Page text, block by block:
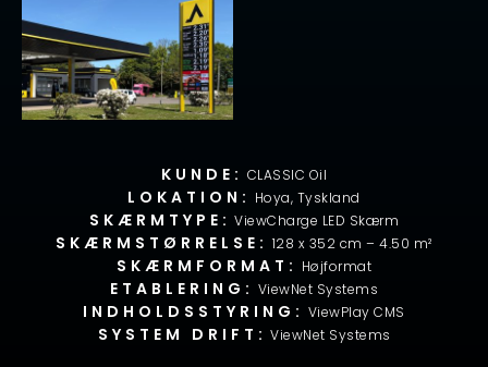
KUNDE: CLASSIC Oil
LOKATION: Hoya, Tyskland
SKÆRMTYPE: ViewCharge LED Skærm
SKÆRMSTØRRELSE: 128 x 352 cm – 4.50 m²
SKÆRMFORMAT: Højformat
ETABLERING: ViewNet Systems
INDHOLDSSTYRING: ViewPlay CMS
SYSTEM DRIFT: ViewNet Systems